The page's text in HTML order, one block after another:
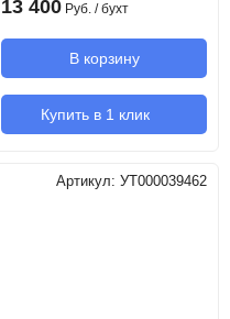
13 400 Руб. / бухт
В корзину
Купить в 1 клик
Артикул: УТ000039462